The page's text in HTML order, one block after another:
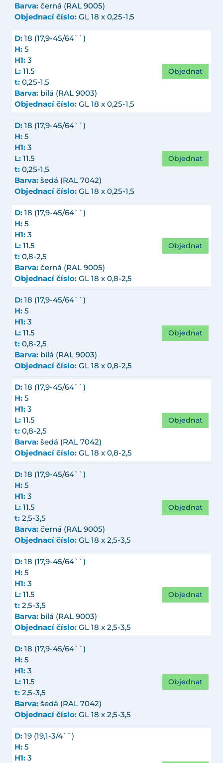
Barva: černá (RAL 9005)
Objednací číslo: GL 18 x 0,25-1,5
D: 18 (17,9-45/64``)
H: 5
H1: 3
L: 11.5
t: 0,25-1,5
Barva: bílá (RAL 9003)
Objednací číslo: GL 18 x 0,25-1,5
Objednat
D: 18 (17,9-45/64``)
H: 5
H1: 3
L: 11.5
t: 0,25-1,5
Barva: šedá (RAL 7042)
Objednací číslo: GL 18 x 0,25-1,5
Objednat
D: 18 (17,9-45/64``)
H: 5
H1: 3
L: 11.5
t: 0,8-2,5
Barva: černá (RAL 9005)
Objednací číslo: GL 18 x 0,8-2,5
Objednat
D: 18 (17,9-45/64``)
H: 5
H1: 3
L: 11.5
t: 0,8-2,5
Barva: bílá (RAL 9003)
Objednací číslo: GL 18 x 0,8-2,5
Objednat
D: 18 (17,9-45/64``)
H: 5
H1: 3
L: 11.5
t: 0,8-2,5
Barva: šedá (RAL 7042)
Objednací číslo: GL 18 x 0,8-2,5
Objednat
D: 18 (17,9-45/64``)
H: 5
H1: 3
L: 11.5
t: 2,5-3,5
Barva: černá (RAL 9005)
Objednací číslo: GL 18 x 2,5-3,5
Objednat
D: 18 (17,9-45/64``)
H: 5
H1: 3
L: 11.5
t: 2,5-3,5
Barva: bílá (RAL 9003)
Objednací číslo: GL 18 x 2,5-3,5
Objednat
D: 18 (17,9-45/64``)
H: 5
H1: 3
L: 11.5
t: 2,5-3,5
Barva: šedá (RAL 7042)
Objednací číslo: GL 18 x 2,5-3,5
Objednat
D: 19 (19,1-3/4``)
H: 5
H1: 3